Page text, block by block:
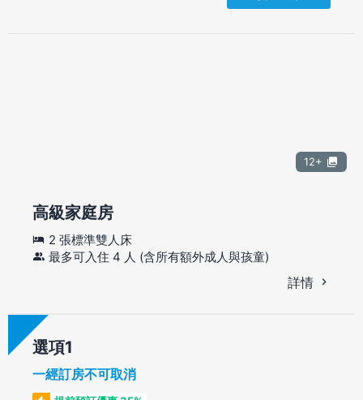
12+
高級家庭房
2 張標準雙人床
最多可入住 4 人 (含所有額外成人與孩童)
詳情
選項
一經訂房不可取消